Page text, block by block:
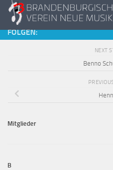
Skip to content
FOLGEN:
NEXT
Benno
Mitglieder
B